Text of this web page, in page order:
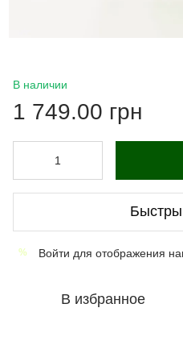
В наличии
1 749.00 грн
% Войти для отображения
В избранное